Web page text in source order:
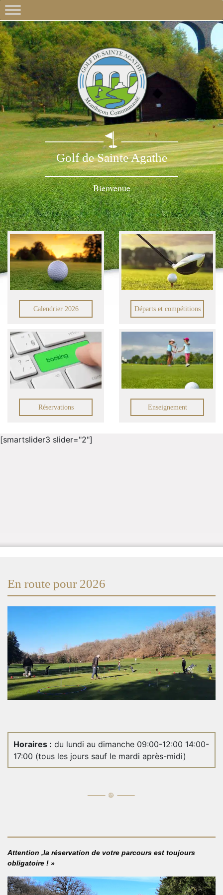
Golf de Sainte Agathe
Bienvenue
Calendrier 2026 Départs et compétitions
Réservations Enseignement
[smartslider3 slider="2"]
En route pour 2026
Horaires : du lundi au dimanche 09:00-12:00 14:00-
17:00 (tous les jours sauf le mardi après-midi)
Attention ,la réservation de votre parcours est toujours
obligatoire ! »